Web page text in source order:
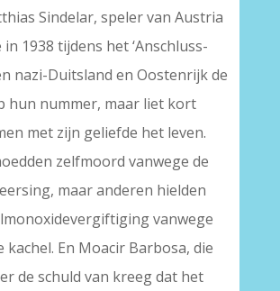
Sindelar, speler van Austria
1938 tijdens het ‘Anschluss-
nazi-Duitsland en Oostenrijk de
hun nummer, maar liet kort
met zijn geliefde het leven.
zelfmoord vanwege de
maar anderen hielden
vanwege
kachel. En Moacir Barbosa, die
de schuld van kreeg dat het